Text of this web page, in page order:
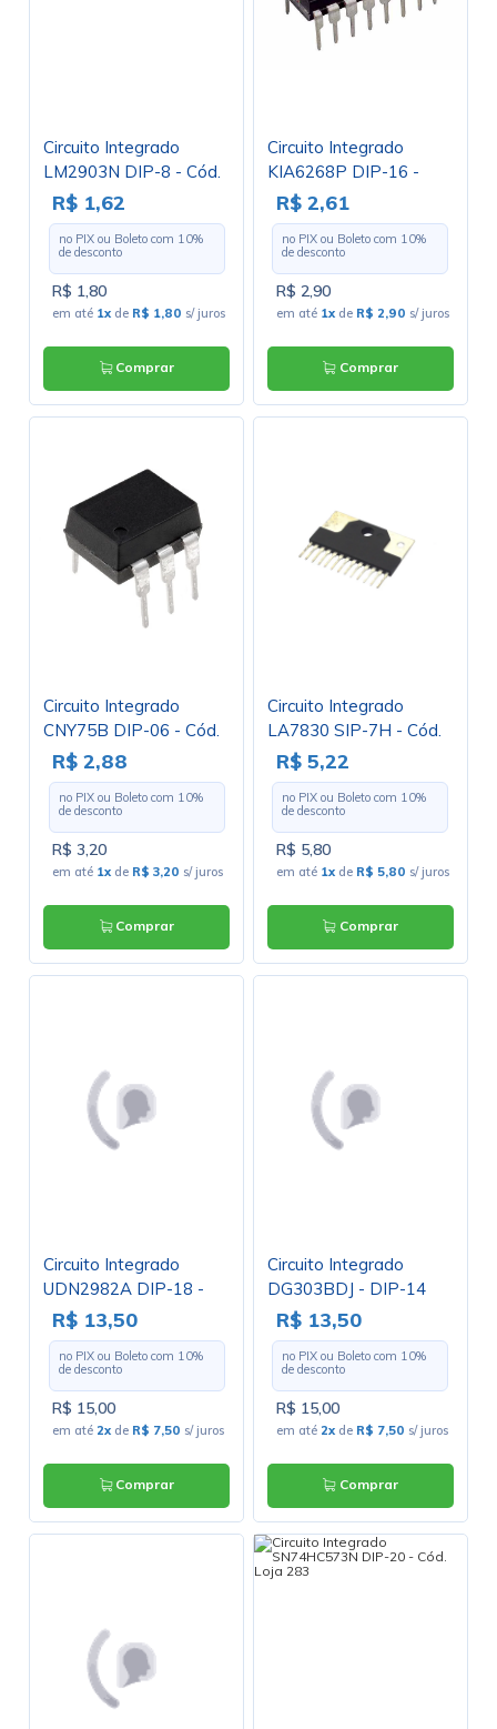
Circuito Integrado
LM2903N DIP-8 - Cód.
Loja 432
R$ 1,62
no PIX ou Boleto com 10%
de desconto
R$ 1,80
em até 1x de R$ 1,80 s/ juros
Comprar
Circuito Integrado
KIA6268P DIP-16 -
Cód. Loja 1443 -
Sanken
R$ 2,61
no PIX ou Boleto com 10%
de desconto
R$ 2,90
em até 1x de R$ 2,90 s/ juros
Comprar
Circuito Integrado
CNY75B DIP-06 - Cód.
Loja 1400
R$ 2,88
no PIX ou Boleto com 10%
de desconto
R$ 3,20
em até 1x de R$ 3,20 s/ juros
Comprar
Circuito Integrado
LA7830 SIP-7H - Cód.
Loja 3194 - NEC
R$ 5,22
no PIX ou Boleto com 10%
de desconto
R$ 5,80
em até 1x de R$ 5,80 s/ juros
Comprar
Circuito Integrado
UDN2982A DIP-18 -
Cód. Loja 2428 -
Allegro
R$ 13,50
no PIX ou Boleto com 10%
de desconto
R$ 15,00
em até 2x de R$ 7,50 s/ juros
Comprar
Circuito Integrado
DG303BDJ - DIP-14
R$ 13,50
no PIX ou Boleto com 10%
de desconto
R$ 15,00
em até 2x de R$ 7,50 s/ juros
Comprar